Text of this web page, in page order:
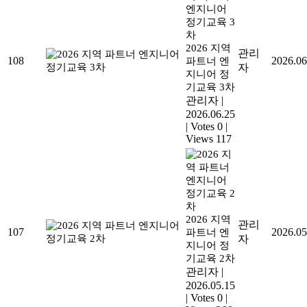
108
2026 지역
파트너 엔
지니어 정
기교육 3차
관리자 |
2026.06.25
| Votes 0 |
Views 117
관리
자
107
2026 지역
파트너 엔
지니어 정
기교육 2차
관리자 |
2026.05.15
| Votes 0 |
관리
자